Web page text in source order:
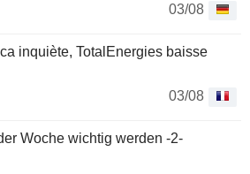
03/08
inquiète, TotalEnergies baisse
03/08
Woche wichtig werden -2-